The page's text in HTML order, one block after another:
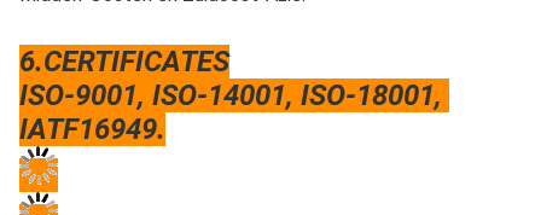
ISO-9001, ISO-14001, ISO-18001,
IATF16949.
7.FAQ